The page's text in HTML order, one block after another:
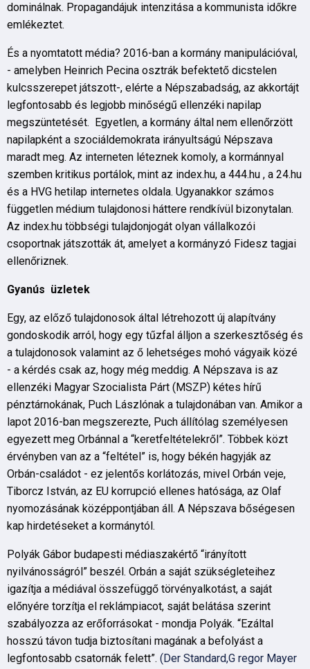
dominálnak. Propagandájuk intenzitása a kommunista időkre
emlékeztet.
És a nyomtatott média? 2016-ban a kormány manipulációval,
- amelyben Heinrich Pecina osztrák befektető dicstelen
kulcsszerepet játszott-, elérte a Népszabadság, az akkortájt
legfontosabb és legjobb minőségű ellenzéki napilap
megszüntetését. Egyetlen, a kormány által nem ellenőrzött
napilapként a szociáldemokrata irányultságú Népszava
maradt meg. Az interneten léteznek komoly, a kormánnyal
szemben kritikus portálok, mint az index.hu, a 444.hu , a 24.hu
és a HVG hetilap internetes oldala. Ugyanakkor számos
független médium tulajdonosi háttere rendkívül bizonytalan.
Az index.hu többségi tulajdonjogát olyan vállalkozói
csoportnak játszották át, amelyet a kormányzó Fidesz tagjai
ellenőriznek.
Gyanús üzletek
Egy, az előző tulajdonosok által létrehozott új alapítvány
gondoskodik arról, hogy egy tűzfal álljon a szerkesztőség és
a tulajdonosok valamint az ő lehetséges mohó vágyaik közé
- a kérdés csak az, hogy még meddig. A Népszava is az
ellenzéki Magyar Szocialista Párt (MSZP) kétes hírű
pénztárnokának, Puch Lászlónak a tulajdonában van. Amikor a
lapot 2016-ban megszerezte, Puch állítólag személyesen
egyezett meg Orbánnal a “keretfeltételekről”. Többek közt
érvényben van az a “feltétel” is, hogy békén hagyják az
Orbán-családot - ez jelentős korlátozás, mivel Orbán veje,
Tiborcz István, az EU korrupció ellenes hatósága, az Olaf
nyomozásának középpontjában áll. A Népszava bőségesen
kap hirdetéseket a kormánytól.
Polyák Gábor budapesti médiaszakértő “irányított
nyilvánosságról” beszél. Orbán a saját szükségleteihez
igazítja a médiával összefüggő törvényalkotást, a saját
előnyére torzítja el reklámpiacot, saját belátása szerint
szabályozza az erőforrásokat - mondja Polyák. “Ezáltal
hosszú távon tudja biztosítani magának a befolyást a
legfontosabb csatornák felett”. (Der Standard,G regor Mayer